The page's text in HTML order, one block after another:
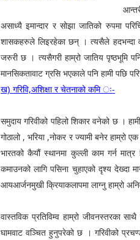
आन्तरीक पक्ष अन्तरगत हामी
असाध्यै इमान्दार र सोझा जातिको रुपमा
शासकहरुले लिइरहेका छन् । त्यसैले हदभन्दा वढि
जरुरी छ । त्यसैगरी हाम्रो जातिय पृष्ठभूमि
मानसिकतावाट ग्रसि भएकाले पनि हामी पछि
ख) गरिवि,अशिक्षा र चेतनाको कमि ः-
नेपाल तस्रो विश्वमा पर्ने
समुदाय गरिवीको पहिलो शिकार वनेको छ ।
गोठालो , भरिया ,नोकर र ज्यामी बनेर
भारतको कैयौं स्थानमा कुल्ली काम गर्न
कमाउनको लागि पसिना चुहाएको दृश्य देख्दा
आयआर्जनमुखी क्रियाकलापमा लाग्नु हाम्रो
हामी गरिवीवाट त पीसीएका
वास्तविक प्रतिविम्व हाम्रो जीवनस्तरका
घामवाट वञ्चित हुनुपरेको छ । गरिवीको